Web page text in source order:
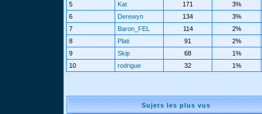
5
Kat 171
3%
6
Derewyn 134
3%
7
Baron_FEL 114
2%
8
Plati 91
2%
9
Skip 68
1%
10
rodrigue 32 1%
Sujets les plus vus